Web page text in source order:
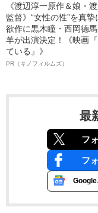
《渡辺淳一原作＆娘・
監督》“女性の性”を真
欲作に黒木瞳・西岡德
羊が出演決定！《映画
ている』》
PR（キノフィルムズ）
最
フ
フ
Google